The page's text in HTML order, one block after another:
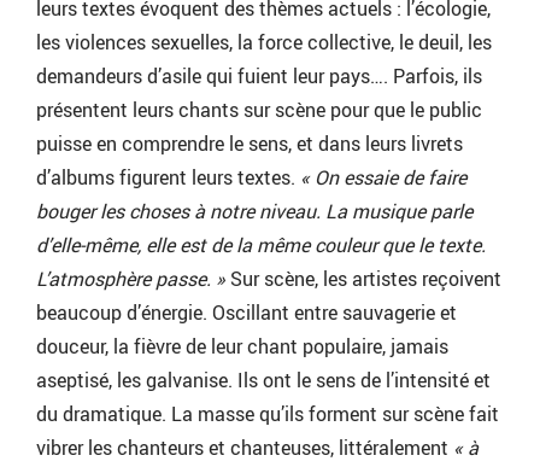
leurs textes évoquent des thèmes actuels : l’écologie,
les violences sexuelles, la force collective, le deuil, les
demandeurs d’asile qui fuient leur pays…. Parfois, ils
présentent leurs chants sur scène pour que le public
puisse en comprendre le sens, et dans leurs livrets
d’albums figurent leurs textes. « On essaie de faire
bouger les choses à notre niveau. La musique parle
d’elle-même, elle est de la même couleur que le texte.
L’atmosphère passe. » Sur scène, les artistes reçoivent
beaucoup d’énergie. Oscillant entre sauvagerie et
douceur, la fièvre de leur chant populaire, jamais
aseptisé, les galvanise. Ils ont le sens de l’intensité et
du dramatique. La masse qu’ils forment sur scène fait
vibrer les chanteurs et chanteuses, littéralement « à